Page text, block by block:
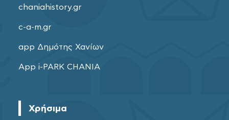
chaniahistory.gr
c-a-m.gr
app Δημότης Χανίων
App i-PARK CHANIA
Χρήσιμα